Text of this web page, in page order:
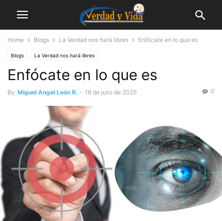
Home Blogs La Verdad nos hará libres Enfócate en lo que es
Blogs La Verdad nos hará libres
Enfócate en lo que es
By Miguel Angel León R. - 18 de julio de 2025 0